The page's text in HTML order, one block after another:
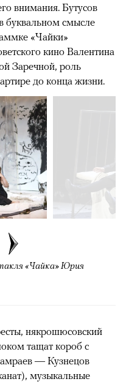
внимания. Бутусов
буквальном смысле
«Чайки»
кино Валентина
Заречной, роль
до конца жизни.
«Чайка» Юрия
някрошюсовский
тащат короб с
— Кузнецов
музыкальные